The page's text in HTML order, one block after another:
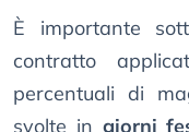
È importante
contratto
percentuali di
svolte in giorni